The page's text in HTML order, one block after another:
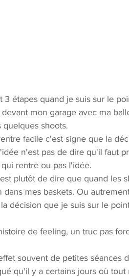
3 étapes quand je suis sur le
mon garage avec ma
quelques shoots.
facile c'est signe que la
n'est pas de dire qu'il faut
rentre ou pas l'idée.
plutôt de dire que quand les
dans mes baskets. Ou
décision que je suis sur le
de feeling, un truc pas
souvent de petites séances
qu'il y a certains jours où